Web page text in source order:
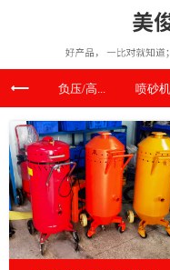
负压/高... 喷砂机